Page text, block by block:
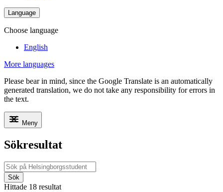
Language
Choose language
English
More languages
Please bear in mind, since the Google Translate is an automatically
generated translation, we do not take any responsibility for errors in
the text.
Meny
Sökresultat
Sök
Hittade 18 resultat